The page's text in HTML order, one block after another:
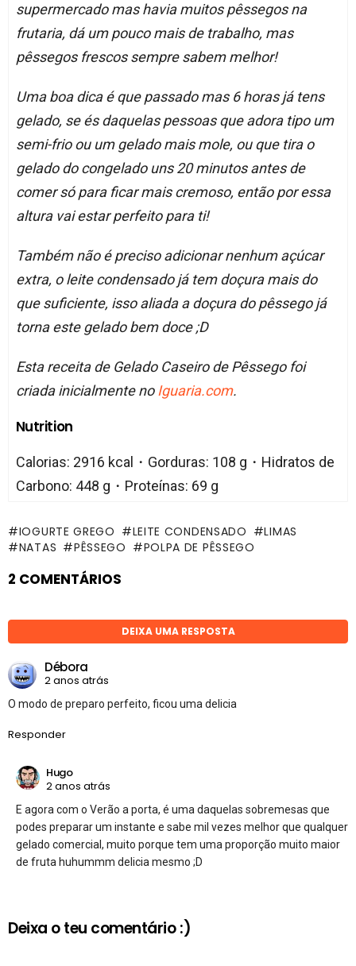
supermercado mas havia muitos pêssegos na
frutaria, dá um pouco mais de trabalho, mas
pêssegos frescos sempre sabem melhor!
Uma boa dica é que passado mas 6 horas já tens
gelado, se és daquelas pessoas que adora tipo um
semi-frio ou um gelado mais mole, ou que tira o
gelado do congelado uns 20 minutos antes de
comer só para ficar mais cremoso, então por essa
altura vai estar perfeito para ti!
Também não é preciso adicionar nenhum açúcar
extra, o leite condensado já tem doçura mais do
que suficiente, isso aliada a doçura do pêssego já
torna este gelado bem doce ;D
Esta receita de Gelado Caseiro de Pêssego foi
criada inicialmente no Iguaria.com.
Nutrition
Calorias: 2916 kcal・Gorduras: 108 g・Hidratos de
Carbono: 448 g・Proteínas: 69 g
IOGURTE GREGO LEITE CONDENSADO
LIMAS
NATAS
PÊSSEGO POLPA DE PÊSSEGO
2 COMENTÁRIOS
DEIXA UMA RESPOSTA
Débora
2 anos atrás
O modo de preparo perfeito, ficou uma delicia
Responder
Hugo
2 anos atrás
E agora com o Verão a porta, é uma daquelas sobremesas que
podes preparar um instante e sabe mil vezes melhor que qualquer
gelado comercial, muito porque tem uma proporção muito maior
de fruta huhummm delicia mesmo ;D
Deixa o teu comentário :)